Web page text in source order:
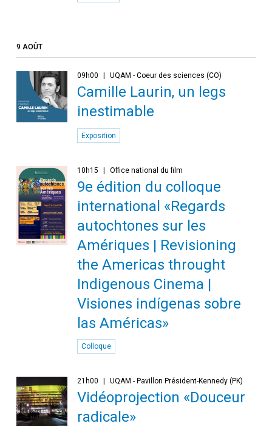
9 AOÛT
09h00 UQAM - Coeur des sciences (CO)
Camille Laurin, un legs
inestimable
Exposition
10h15 Office national du film
9e édition du colloque
international «Regards
autochtones sur les
Amériques | Revisioning
the Americas throught
Indigenous Cinema |
Visiones indígenas sobre
las Américas»
Colloque
21h00 UQAM - Pavillon Président-Kennedy (PK)
Vidéoprojection «Douceur
radicale»